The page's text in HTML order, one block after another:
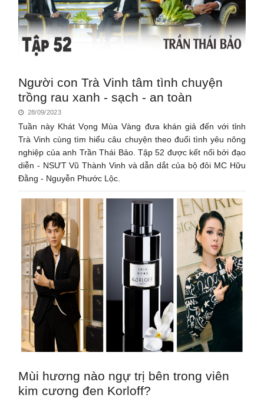
Người con Trà Vinh tâm tình chuyện
trồng rau xanh - sạch - an toàn
28/09/2023
Tuần này Khát Vọng Mùa Vàng đưa khán giả đến với tỉnh
Trà Vinh cùng tìm hiểu câu chuyện theo đuổi tình yêu nông
nghiệp của anh Trần Thái Bảo. Tập 52 được kết nối bởi đạo
diễn - NSƯT Vũ Thành Vinh và dẫn dắt của bộ đôi MC Hữu
Đằng - Nguyễn Phước Lộc.
Mùi hương nào ngự trị bên trong viên
kim cương đen Korloff?